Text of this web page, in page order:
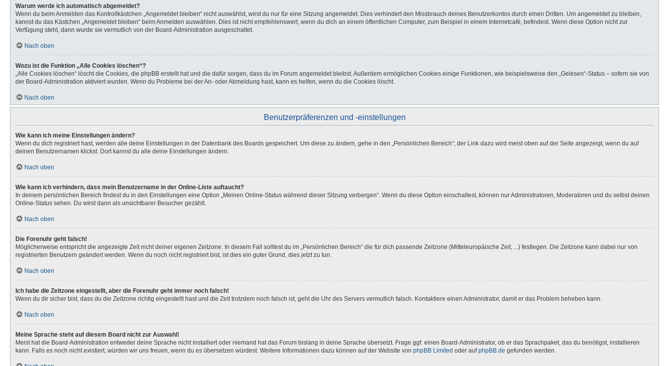
Warum werde ich automatisch abgemeldet?
Wenn du beim Anmelden das Kontrollkästchen „Angemeldet bleiben“ nicht auswählst, wirst du nur für eine Sitzung angemeldet. Dies verhindert den Missbrauch deines Benutzerkontos durch einen Dritten. Um angemeldet zu bleiben,
kannst du das Kästchen „Angemeldet bleiben“ beim Anmelden auswählen. Dies ist nicht empfehlenswert, wenn du dich an einem öffentlichen Computer, zum Beispiel in einem Internetcafé, befindest. Wenn diese Option nicht zur
Verfügung steht, dann wurde sie vermutlich von der Board-Administration ausgeschaltet.
Nach oben
Wozu ist die Funktion „Alle Cookies löschen“?
„Alle Cookies löschen“ löscht die Cookies, die phpBB erstellt hat und die dafür sorgen, dass du im Forum angemeldet bleibst. Außerdem ermöglichen Cookies einige Funktionen, wie beispielsweise den „Gelesen“-Status – sofern sie von
der Board-Administration aktiviert wurden. Wenn du Probleme bei der An- oder Abmeldung hast, kann es helfen, wenn du die Cookies löscht.
Nach oben
Benutzerpräferenzen und -einstellungen
Wie kann ich meine Einstellungen ändern?
Wenn du dich registriert hast, werden alle deine Einstellungen in der Datenbank des Boards gespeichert. Um diese zu ändern, gehe in den „Persönlichen Bereich“; der Link dazu wird meist oben auf der Seite angezeigt, wenn du auf
deinen Benutzernamen klickst. Dort kannst du alle deine Einstellungen ändern.
Nach oben
Wie kann ich verhindern, dass mein Benutzername in der Online-Liste auftaucht?
In deinem persönlichen Bereich findest du in den Einstellungen eine Option „Meinen Online-Status während dieser Sitzung verbergen“. Wenn du diese Option einschaltest, können nur Administratoren, Moderatoren und du selbst deinen
Online-Status sehen. Du wirst dann als unsichtbarer Besucher gezählt.
Nach oben
Die Forenuhr geht falsch!
Möglicherweise entspricht die angezeigte Zeit nicht deiner eigenen Zeitzone. In diesem Fall solltest du im „Persönlichen Bereich“ die für dich passende Zeitzone (Mitteleuropäische Zeit, ...) festlegen. Die Zeitzone kann dabei nur von
registrierten Benutzern geändert werden. Wenn du noch nicht registriert bist, ist dies ein guter Grund, dies jetzt zu tun.
Nach oben
Ich habe die Zeitzone eingestellt, aber die Forenuhr geht immer noch falsch!
Wenn du dir sicher bist, dass du die Zeitzone richtig eingestellt hast und die Zeit trotzdem noch falsch ist, geht die Uhr des Servers vermutlich falsch. Kontaktiere einen Administrator, damit er das Problem beheben kann.
Nach oben
Meine Sprache steht auf diesem Board nicht zur Auswahl!
Meist hat die Board-Administration entweder deine Sprache nicht installiert oder niemand hat das Forum bislang in deine Sprache übersetzt. Frage ggf. einen Board-Administrator, ob er das Sprachpaket, das du benötigst, installieren
kann. Falls es noch nicht existiert, würden wir uns freuen, wenn du es übersetzen würdest. Weitere Informationen dazu können auf der Website von phpBB Limited oder aufphpBB.de gefunden werden.